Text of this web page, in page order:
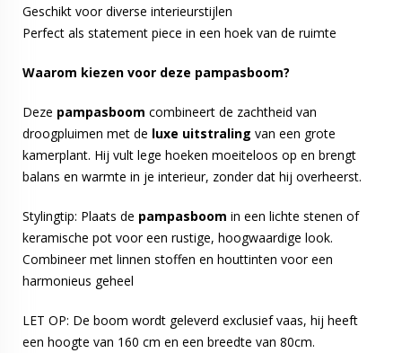
Geschikt voor diverse interieurstijlen
Perfect als statement piece in een hoek van de ruimte
Waarom kiezen voor deze pampasboom?
Deze pampasboom combineert de zachtheid van
droogpluimen met de luxe uitstraling van een grote
kamerplant. Hij vult lege hoeken moeiteloos op en brengt
balans en warmte in je interieur, zonder dat hij overheerst.
Stylingtip: Plaats de pampasboom in een lichte stenen of
keramische pot voor een rustige, hoogwaardige look.
Combineer met linnen stoffen en houttinten voor een
harmonieus geheel
LET OP: De boom wordt geleverd exclusief vaas, hij heeft
een hoogte van 160 cm en een breedte van 80cm.